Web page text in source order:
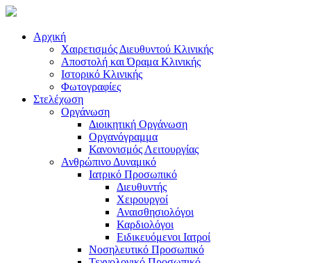
Αρχική
Χαιρετισμός Διευθυντού Κλινικής
Αποστολή και Όραμα Κλινικής
Ιστορικό Κλινικής
Φωτογραφίες
Στελέχωση
Οργάνωση
Διοικητική Οργάνωση
Οργανόγραμμα
Κανονισμός Λειτουργίας
Ανθρώπινο Δυναμικό
Ιατρικό Προσωπικό
Διευθυντής
Χειρουργοί
Αναισθησιολόγοι
Καρδιολόγοι
Ειδικευόμενοι Ιατροί
Νοσηλευτικό Προσωπικό